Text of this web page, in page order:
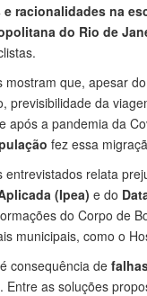
e racionalidades na
do Rio de
mostram que, apesar
previsibilidade da
após a pandemia da
fez essa
relata
(Ipea) e do
do Corpo de
municipais, como o
consequência de
as soluções